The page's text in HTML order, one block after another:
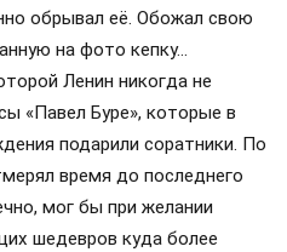
обрывал её. Обожал свою
на фото кепку…
Ленин никогда не
«Павел Буре», которые в
подарили соратники. По
время до последнего
мог бы при желании
шедевров куда более